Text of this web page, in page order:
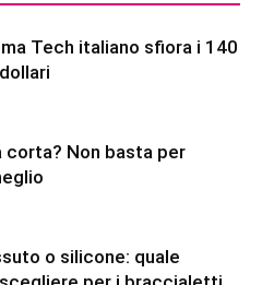
Tech italiano sfiora i 140
corta? Non basta per
o silicone: quale